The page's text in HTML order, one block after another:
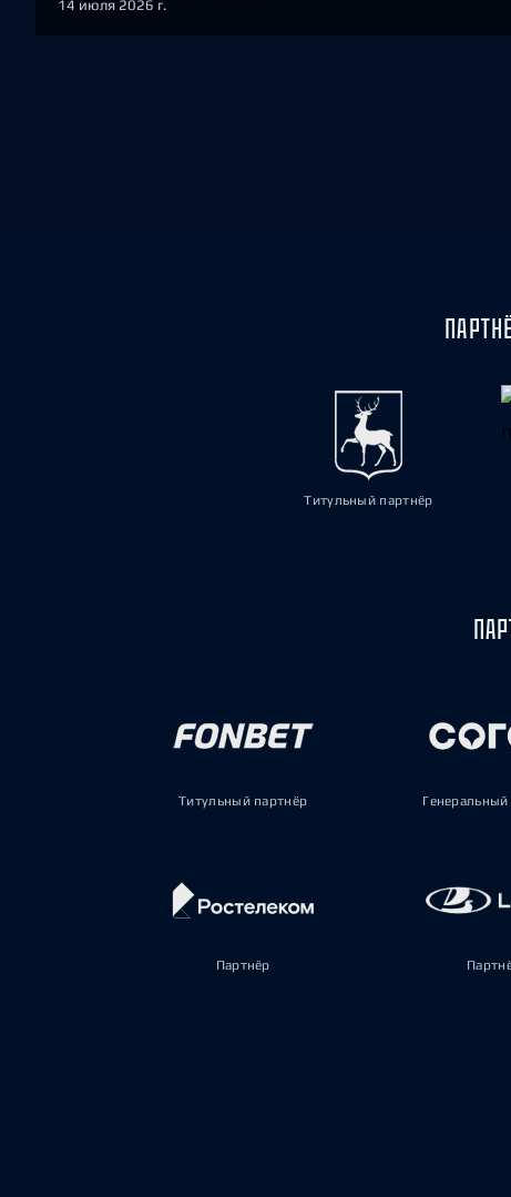
14 июля 2026 г.
Титульный партнёр
Титульный партнёр
Партнёр